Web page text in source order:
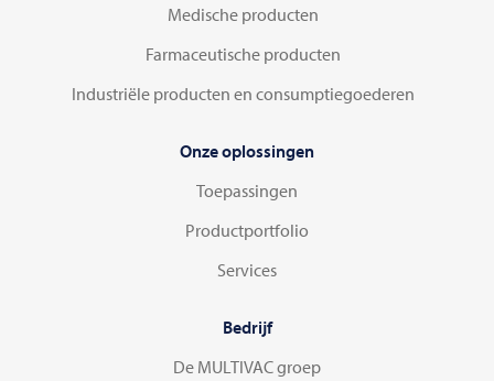
Medische producten
Farmaceutische producten
Industriële producten en consumptiegoederen
Onze oplossingen
Toepassingen
Productportfolio
Services
Bedrijf
De MULTIVAC groep